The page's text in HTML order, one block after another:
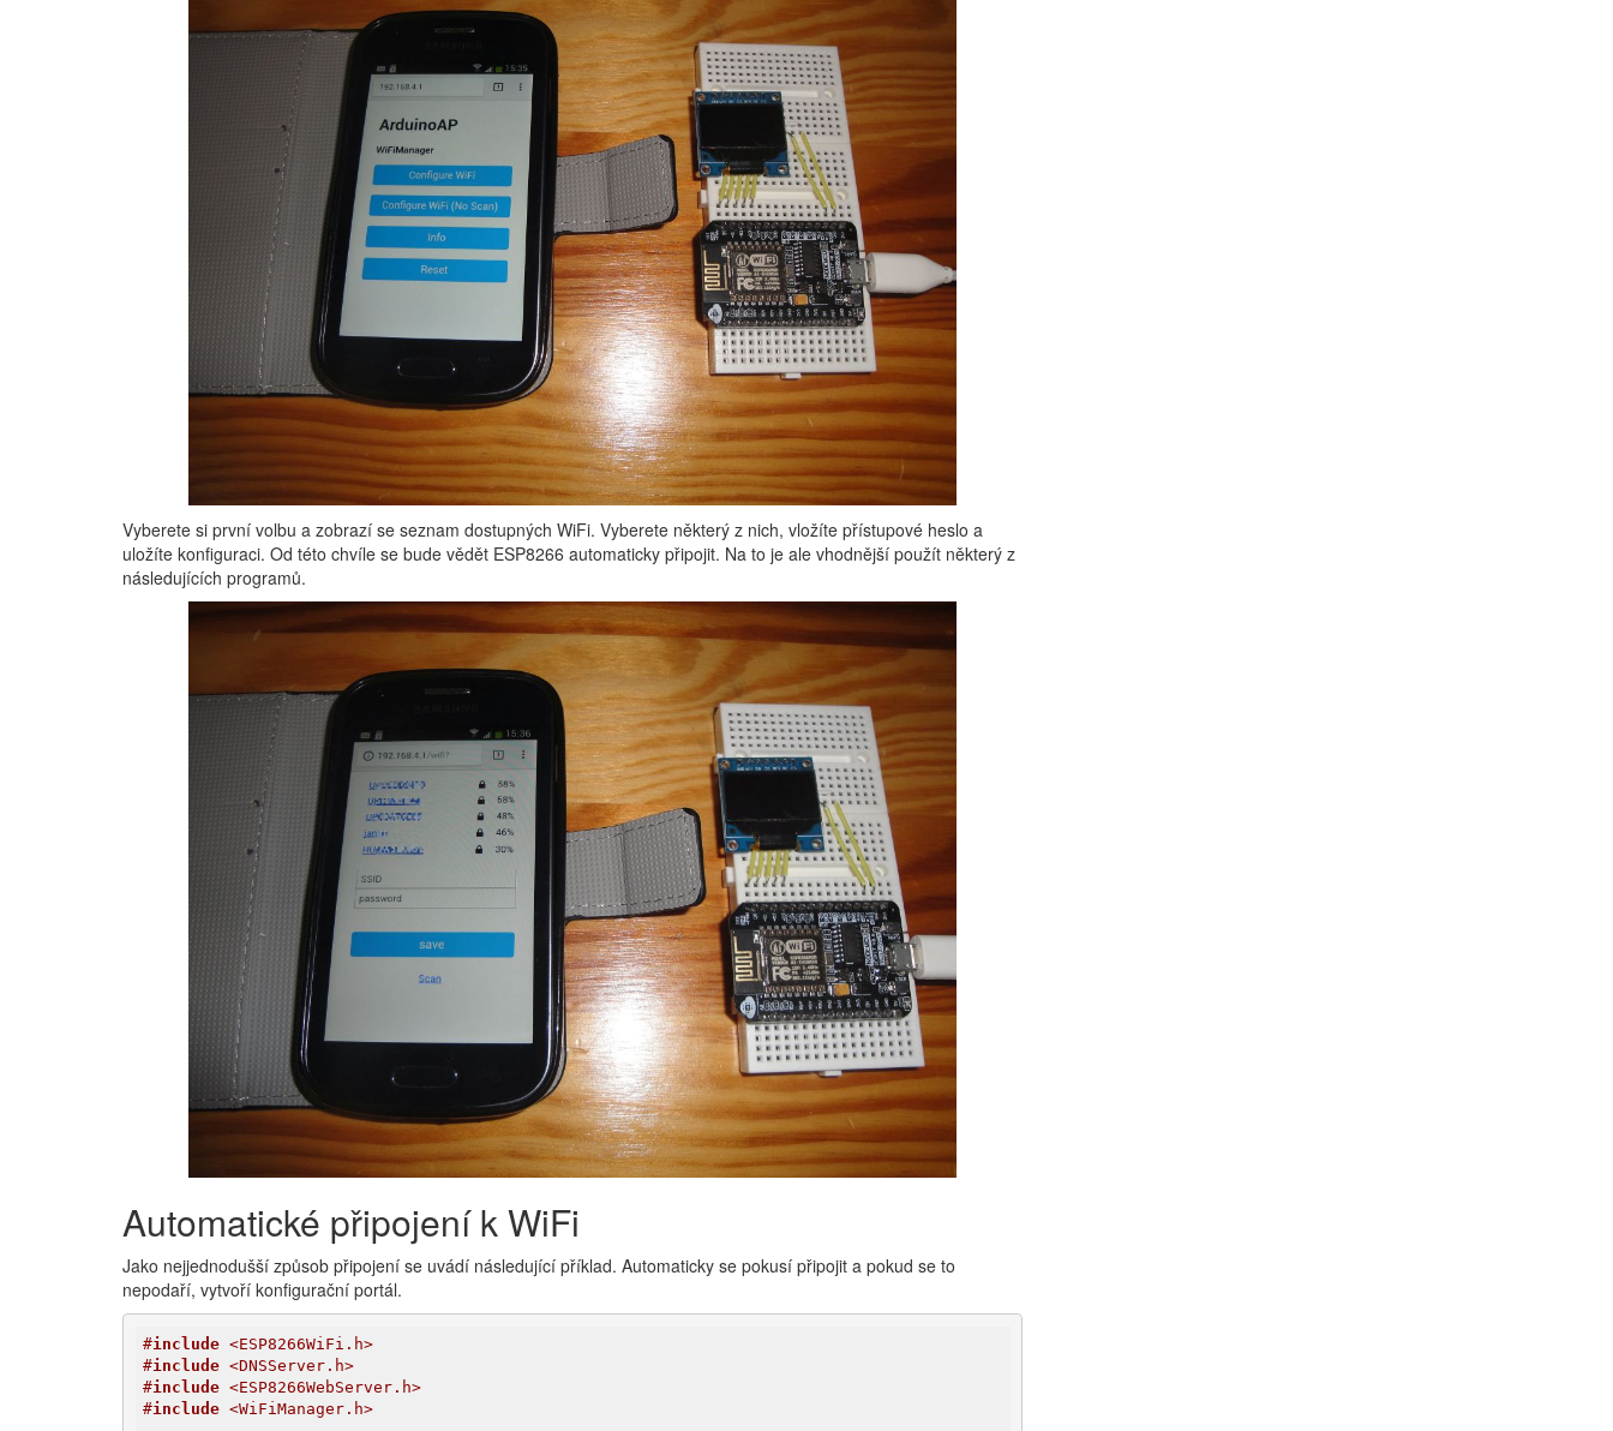
Vyberete si první volbu a zobrazí se seznam dostupných WiFi. Vyberete některý z nich, vložíte přístupové heslo a
uložíte konfiguraci. Od této chvíle se bude vědět ESP8266 automaticky připojit. Na to je ale vhodnější použít některý z
následujících programů.
Automatické připojení k WiFi
Jako nejjednodušší způsob připojení se uvádí následující příklad. Automaticky se pokusí připojit a pokud se to
nepodaří, vytvoří konfigurační portál.
#include <ESP8266WiFi.h>
#include <DNSServer.h>
#include <ESP8266WebServer.h>
#include <WiFiManager.h>